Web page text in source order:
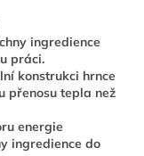
ingredience
práci.
konstrukci hrnce
přenosu tepla než
energie
ingredience do